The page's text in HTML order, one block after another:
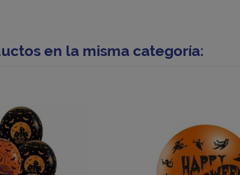
en la misma categoría: